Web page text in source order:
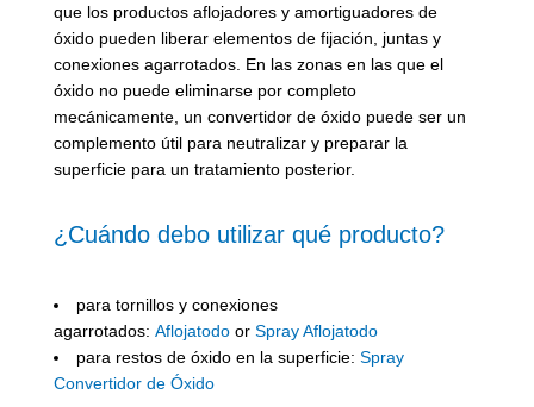
que los productos aflojadores y amortiguadores de
óxido pueden liberar elementos de fijación, juntas y
conexiones agarrotados. En las zonas en las que el
óxido no puede eliminarse por completo
mecánicamente, un convertidor de óxido puede ser un
complemento útil para neutralizar y preparar la
superficie para un tratamiento posterior.
¿Cuándo debo utilizar qué producto?
para tornillos y conexiones
agarrotados: Aflojatodoor Spray Aflojatodo
para restos de óxido en la superficie: Spray
Convertidor de Óxido